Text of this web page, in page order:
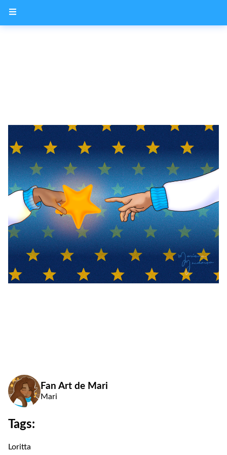
Fan Art de Mari
Mari
Tags:
Loritta